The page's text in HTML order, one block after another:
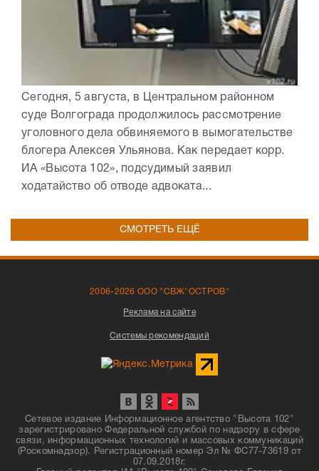
Сегодня, 5 августа, в Центральном районном
суде Волгограда продолжилось рассмотрение
уголовного дела обвиняемого в вымогательстве
блогера Алексея Ульянова. Как передает корр.
ИА «Высота 102», подсудимый заявил
ходатайство об отводе адвоката...
СМОТРЕТЬ ЕЩЁ
2006-2026 ООО "СВЖ"ОСТРОВ"
Реклама на сайте
Системы рекомендаций
Сетевое издание Информационное агентство "Высота 102"
зарегистрировано Федеральной службой по надзору в сфере
связи, информационных технологий и массовых коммуникаций
(Роскомнадзор). Регистрационный номер Эл № ФС77-73619 от
07.09.2018г.